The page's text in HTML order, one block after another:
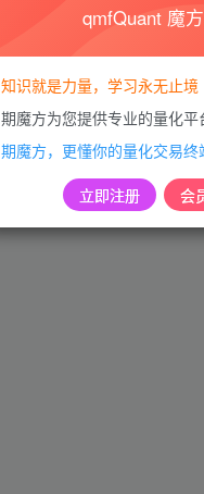
qmfQuant 魔
知识就是力量，学习永无止境
期魔方为您提供专业的量化平
期魔方，更懂你的量化交易终
立即注册 会